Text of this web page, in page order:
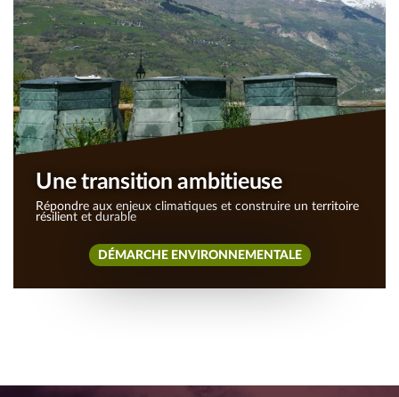
Une transition ambitieuse
Répondre aux enjeux climatiques et construire un territoire
résilient et durable
DÉMARCHE ENVIRONNEMENTALE